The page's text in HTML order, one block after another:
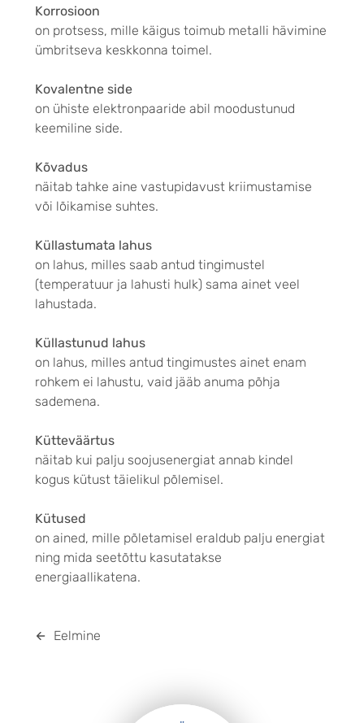
Korrosioon
on protsess, mille käigus toimub metalli hävimine
ümbritseva keskkonna toimel.
Kovalentne side
on ühiste elektronpaaride abil moodustunud
keemiline side.
Kõvadus
näitab tahke aine vastupidavust kriimustamise
või lõikamise suhtes.
Küllastumata lahus
on lahus, milles saab antud tingimustel
(temperatuur ja lahusti hulk) sama ainet veel
lahustada.
Küllastunud lahus
on lahus, milles antud tingimustes ainet enam
rohkem ei lahustu, vaid jääb anuma põhja
sademena.
Kütteväärtus
näitab kui palju soojusenergiat annab kindel
kogus kütust täielikul põlemisel.
Kütused
on ained, mille põletamisel eraldub palju energiat
ning mida seetõttu kasutatakse
energiaallikatena.
Eelmine